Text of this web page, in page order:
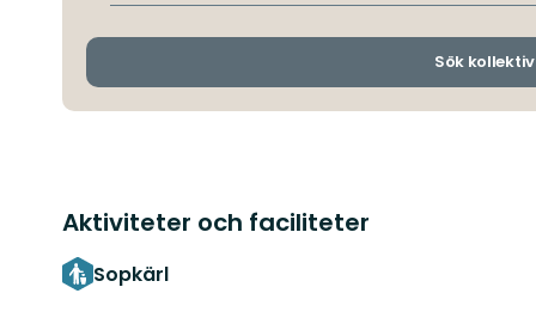
Sök
Aktiviteter och faciliteter
Sopkärl